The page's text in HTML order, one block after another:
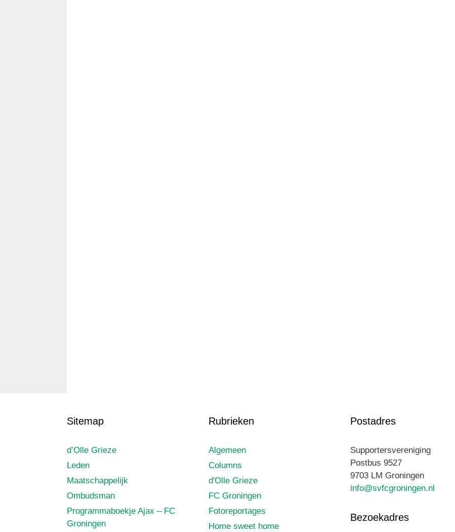
Sitemap
d’Olle Grieze
Leden
Maatschappelijk
Ombudsman
Programmaboekje Ajax – FC
Groningen
Rubrieken
Algemeen
Columns
d'Olle Grieze
FC Groningen
Fotoreportages
Home sweet home
Postadres
Supportersvereniging
Postbus 9527
9703 LM Groningen
info@svfcgroningen.nl
Bezoekadres